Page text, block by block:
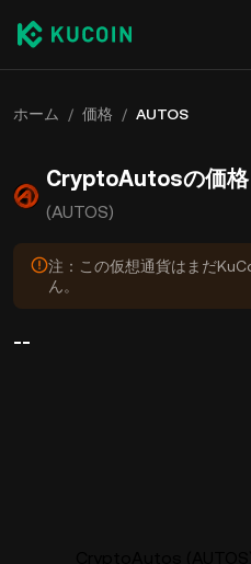
ホーム / 価格 / AUTOS
CryptoAutosの価格
(AUTOS)
注：この仮想通貨はまだ
ん。
--